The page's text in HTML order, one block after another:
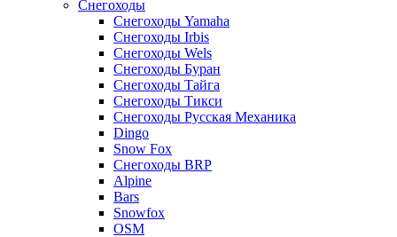
Снегоходы
Снегоходы Yamaha
Снегоходы Irbis
Снегоходы Wels
Снегоходы Буран
Снегоходы Тайга
Снегоходы Тикси
Снегоходы Русская Механика
Dingo
Snow Fox
Снегоходы BRP
Alpine
Bars
Snowfox
OSM